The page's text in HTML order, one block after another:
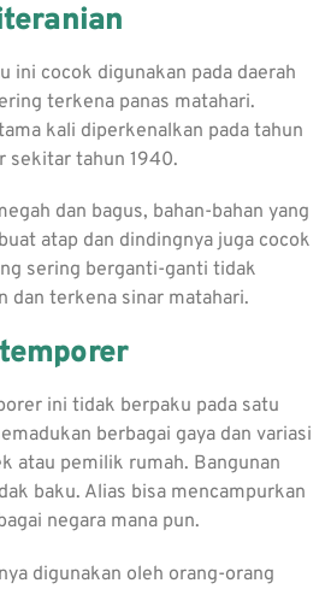
ini cocok digunakan pada daerah
terkena panas matahari.
kali diperkenalkan pada tahun
sekitar tahun 1940.
dan bagus, bahan-bahan yang
atap dan dindingnya juga cocok
sering berganti-ganti tidak
dan terkena sinar matahari.
ini tidak berpaku pada satu
berbagai gaya dan variasi
atau pemilik rumah. Bangunan
baku. Alias bisa mencampurkan
negara mana pun.
digunakan oleh orang-orang